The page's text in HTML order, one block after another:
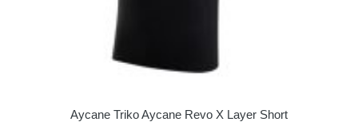
Aycane Triko Aycane Revo X Layer Short